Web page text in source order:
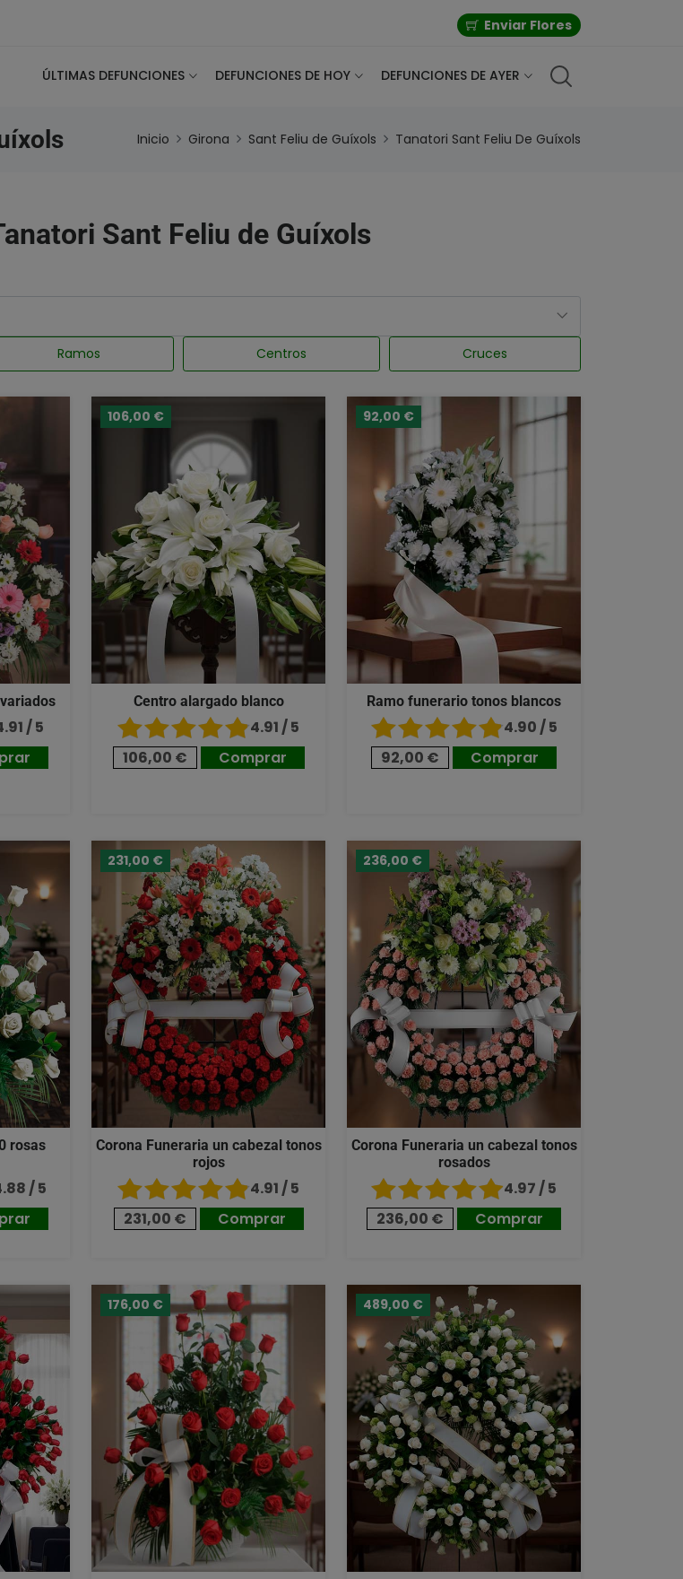
Enviar Flores
ÚLTIMAS DEFUNCIONES DEFUNCIONES DE HOY DEFUNCIONES DE AYER
Inicio Girona Sant Feliu de Guíxols Tanatori Sant Feliu De Guíxols
Sant Feliu de Guíxols
Ramos Centros Cruces
/ 5
106,00 €
Centro alargado blanco
4.91 / 5
106,00 €
Comprar
92,00 €
Ramo funerario tonos blancos
4.90 / 5
92,00 €
Comprar
rosas
/ 5
231,00 €
Corona Funeraria un cabezal tonos
rojos
4.91 / 5
231,00 €
Comprar
236,00 €
Corona Funeraria un cabezal tonos
rosados
4.97 / 5
236,00 €
Comprar
176,00 € 489,00 €